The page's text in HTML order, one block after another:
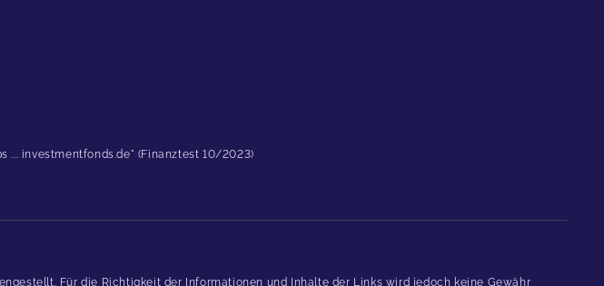
... investmentfonds.de" (Finanztest 10/2023)
Für die Richtigkeit der Informationen und Inhalte der Links wird jedoch keine Gewähr